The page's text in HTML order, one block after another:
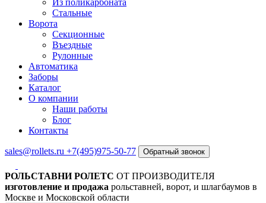
Из поликарбоната
Стальные
Ворота
Секционные
Въездные
Рулонные
Автоматика
Заборы
Каталог
О компании
Наши работы
Блог
Контакты
sales@rollets.ru +7(495)975-50-77 Обратный звонок
РОЛЬСТАВНИ РОЛЕТС ОТ ПРОИЗВОДИТЕЛЯ
изготовление и продажа рольставней, ворот, и шлагбаумов в
Москве и Московской области